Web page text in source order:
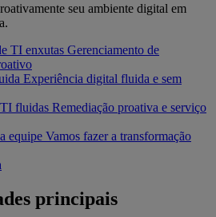
seu ambiente digital em
TI enxutas Gerenciamento de
Experiência digital fluida e sem
fluidas Remediação proativa e serviço
equipe Vamos fazer a transformação
principais